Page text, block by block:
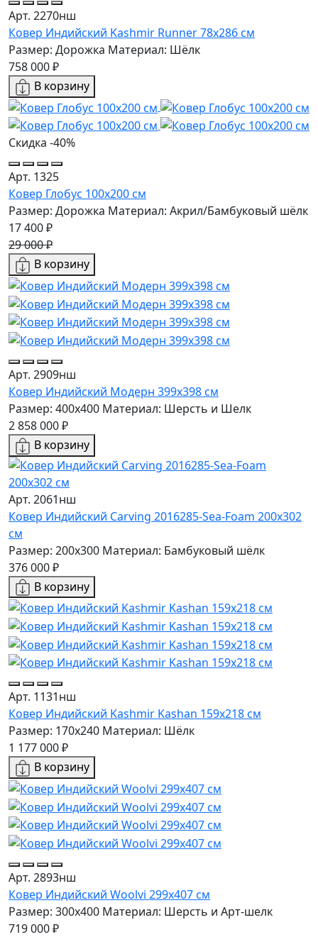
Арт. 2270нш
Ковер Индийский Kashmir Runner 78x286 см
Размер: Дорожка Материал: Шёлк
758 000 ₽
В корзину
Скидка -40%
Арт. 1325
Ковер Глобус 100х200 см
Размер: Дорожка Материал: Акрил/Бамбуковый шёлк
17 400 ₽
29 000 ₽
В корзину
Арт. 2909нш
Ковер Индийский Модерн 399x398 см
Размер: 400x400 Материал: Шерсть и Шелк
2 858 000 ₽
В корзину
Арт. 2061нш
Ковер Индийский Carving 2016285-Sea-Foam 200x302
см
Размер: 200x300 Материал: Бамбуковый шёлк
376 000 ₽
В корзину
Арт. 1131нш
Ковер Индийский Kashmir Kashan 159x218 см
Размер: 170x240 Материал: Шёлк
1 177 000 ₽
В корзину
Арт. 2893нш
Ковер Индийский Woolvi 299x407 см
Размер: 300x400 Материал: Шерсть и Арт-шелк
719 000 ₽